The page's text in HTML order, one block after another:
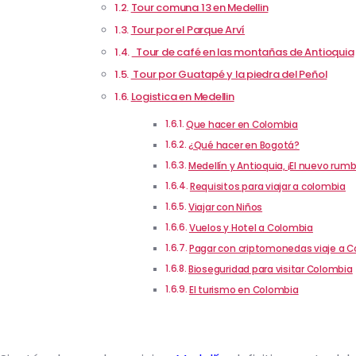
Tour comuna 13 en Medellin
Tour por el Parque Arví
Tour de café en las montañas de Antioquia
Tour por Guatapé y la piedra del Peñol
Logistica en Medellin
Que hacer en Colombia
¿Qué hacer en Bogotá?
Medellín y Antioquia, ¡El nuevo
Requisitos para viajar a colombia
Viajar con Niños
Vuelos y Hotel a Colombia
Pagar con criptomonedas viaje a
Bioseguridad para visitar Colombia
El turismo en Colombia